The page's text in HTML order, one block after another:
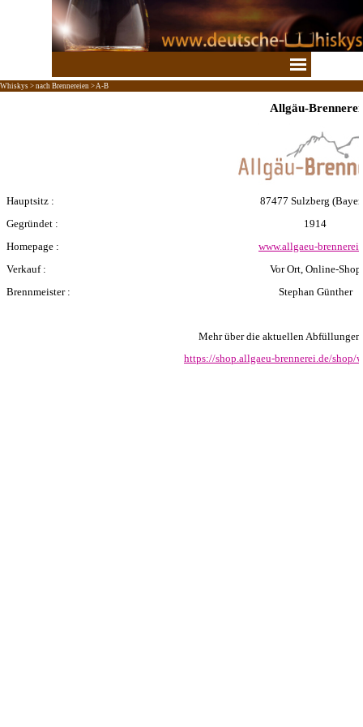
Direkt zum Seiteninhalt
Whiskys > nach Brennereien > A-B
Allgäu-Brennerei
Hauptsitz : 87477 Sulzberg
Gegründet :
1914
Homepage :
www.allgaeu-
Verkauf :
Vor Ort, Online-Shop
Brennmeister :
Stephan Günther
Mehr über die aktuellen
https://shop.allgaeu-brennerei.de/shop/